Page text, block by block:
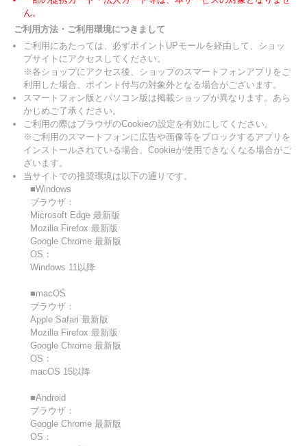
ん。
ご利用方法・ご利用環境につきまして
ご利用にあたっては、必ずポイントUPモールを経由して、ショッ
プサイトにアクセスしてください。
※各ショップにアクセス後、ショップのスマートフォンアプリをご
利用した場合、ポイント付与の対象外となる場合がございます。
スマートフォン版とパソコン版は掲載ショップが異なります。あら
かじめご了承ください。
ご利用の際はブラウザのCookieの設定を有効にしてください。
※ご利用のスマートフォンに広告や画像等をブロックするアプリを
インストールされている場合、Cookieが使用できなくなる場合がご
ざいます。
当サイトでの推奨環境は以下の通りです。
■Windows
ブラウザ：
Microsoft Edge 最新版
Mozilla Firefox 最新版
Google Chrome 最新版
OS：
Windows 11以降
■macOS
ブラウザ：
Apple Safari 最新版
Mozilla Firefox 最新版
Google Chrome 最新版
OS：
macOS 15以降
■Android
ブラウザ：
Google Chrome 最新版
OS：